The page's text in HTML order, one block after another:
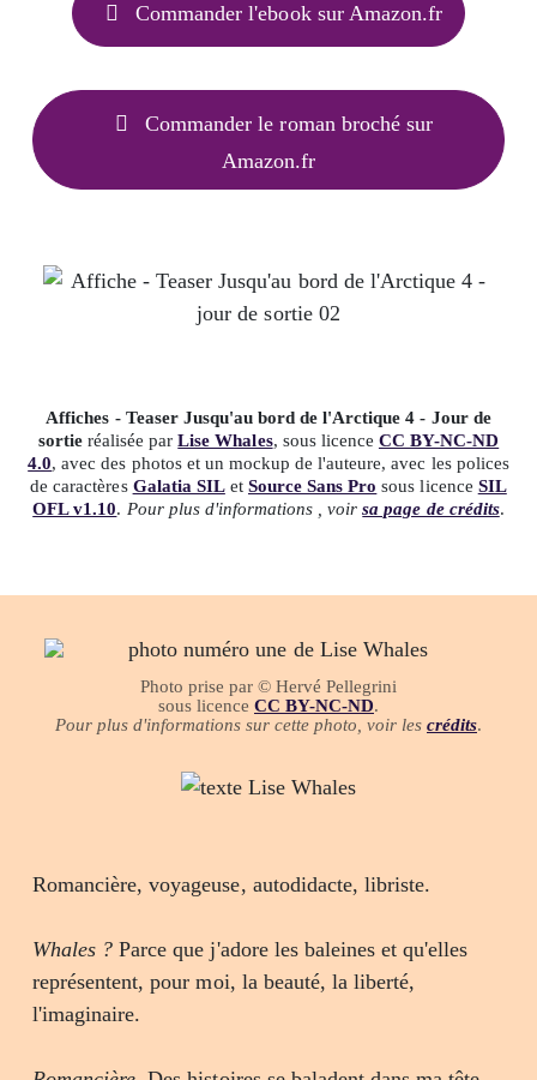
Commander l'ebook sur Amazon.fr
Commander le roman broché sur
Amazon.fr
Affiches - Teaser Jusqu'au bord de l'Arctique 4 - Jour de
sortieréalisée parLise Whales, sous licence CC BY-NC-ND
4.0, avec des photos et un mockup de l'auteure, avec les polices
de caractères Galatia SILet Source Sans Pro sous licence SIL
OFL v1.10. Pour plus d'informations , voirsa page de crédits.
Photo prise par © Hervé Pellegrini
sous licence CC BY-NC-ND.
Pour plus d'informations sur cette photo, voir les crédits.
Romancière, voyageuse, autodidacte, libriste.
Whales ? Parce que j'adore les baleines et qu'elles
représentent, pour moi, la beauté, la liberté,
l'imaginaire.